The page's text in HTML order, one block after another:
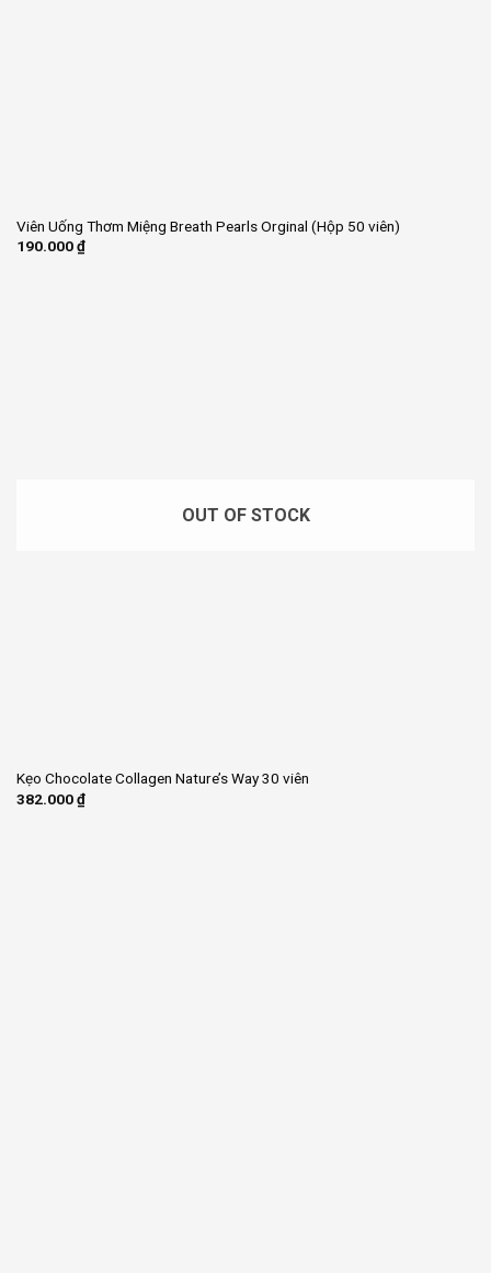
Viên Uống Thơm Miệng Breath Pearls Orginal (Hộp 50 viên)
190.000₫
OUT OF STOCK
Kẹo Chocolate Collagen Nature’s Way 30 viên
382.000₫